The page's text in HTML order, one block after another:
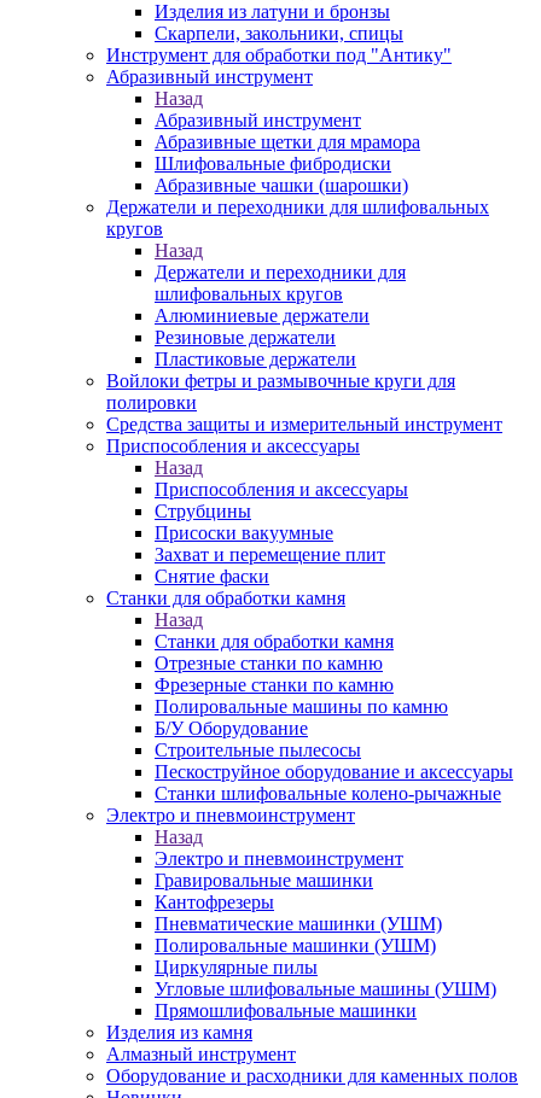
Изделия из латуни и бронзы
Скарпели, закольники, спицы
Инструмент для обработки под "Антику"
Абразивный инструмент
Назад
Абразивный инструмент
Абразивные щетки для мрамора
Шлифовальные фибродиски
Абразивные чашки (шарошки)
Держатели и переходники для шлифовальных
кругов
Назад
Держатели и переходники для
шлифовальных кругов
Алюминиевые держатели
Резиновые держатели
Пластиковые держатели
Войлоки фетры и размывочные круги для
полировки
Средства защиты и измерительный инструмент
Приспособления и аксессуары
Назад
Приспособления и аксессуары
Струбцины
Присоски вакуумные
Захват и перемещение плит
Снятие фаски
Станки для обработки камня
Назад
Станки для обработки камня
Отрезные станки по камню
Фрезерные станки по камню
Полировальные машины по камню
Б/У Оборудование
Строительные пылесосы
Пескоструйное оборудование и аксессуары
Станки шлифовальные колено-рычажные
Электро и пневмоинструмент
Назад
Электро и пневмоинструмент
Гравировальные машинки
Кантофрезеры
Пневматические машинки (УШМ)
Полировальные машинки (УШМ)
Циркулярные пилы
Угловые шлифовальные машины (УШМ)
Прямошлифовальные машинки
Изделия из камня
Алмазный инструмент
Оборудование и расходники для каменных полов